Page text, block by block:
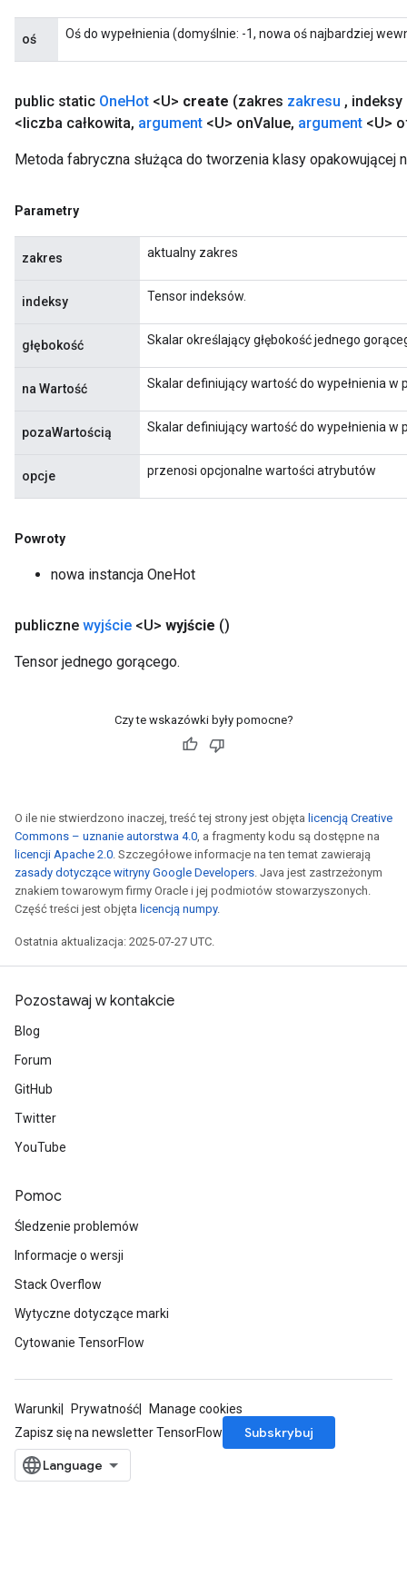
oś Oś do wypełnienia (domyślnie: -1, nowa oś najbardziej
public static OneHot <U> create (zakres zakresu , indeksy
<liczba całkowita, argument <U> onValue, argument <U>
Metoda fabryczna służąca do tworzenia klasy opakowującej
Parametry
zakres aktualny zakres
indeksy Tensor indeksów.
głębokość Skalar określający głębokość jednego
na Wartość Skalar definiujący wartość do wypełnienia w
pozaWartością Skalar definiujący wartość do wypełnienia w
opcje przenosi opcjonalne wartości atrybutów
Powroty
nowa instancja OneHot
publiczne wyjście <U> wyjście ()
Tensor jednego gorącego.
Czy te wskazówki były pomocne?
O ile nie stwierdzono inaczej, treść tej strony jest objęta licencją Creative
Commons – uznanie autorstwa 4.0, a fragmenty kodu są dostępne na
licencji Apache 2.0. Szczegółowe informacje na ten temat zawierają
zasady dotyczące witryny Google Developers. Java jest zastrzeżonym
znakiem towarowym firmy Oracle i jej podmiotów stowarzyszonych.
Część treści jest objęta licencją numpy.
Ostatnia aktualizacja: 2025-07-27 UTC.
Pozostawaj w kontakcie
Blog
Forum
GitHub
Twitter
YouTube
Pomoc
Śledzenie problemów
Informacje o wersji
Stack Overflow
Wytyczne dotyczące marki
Cytowanie TensorFlow
Warunki Prywatność
Manage cookies
Zapisz się na newsletter TensorFlow
Subskrybuj